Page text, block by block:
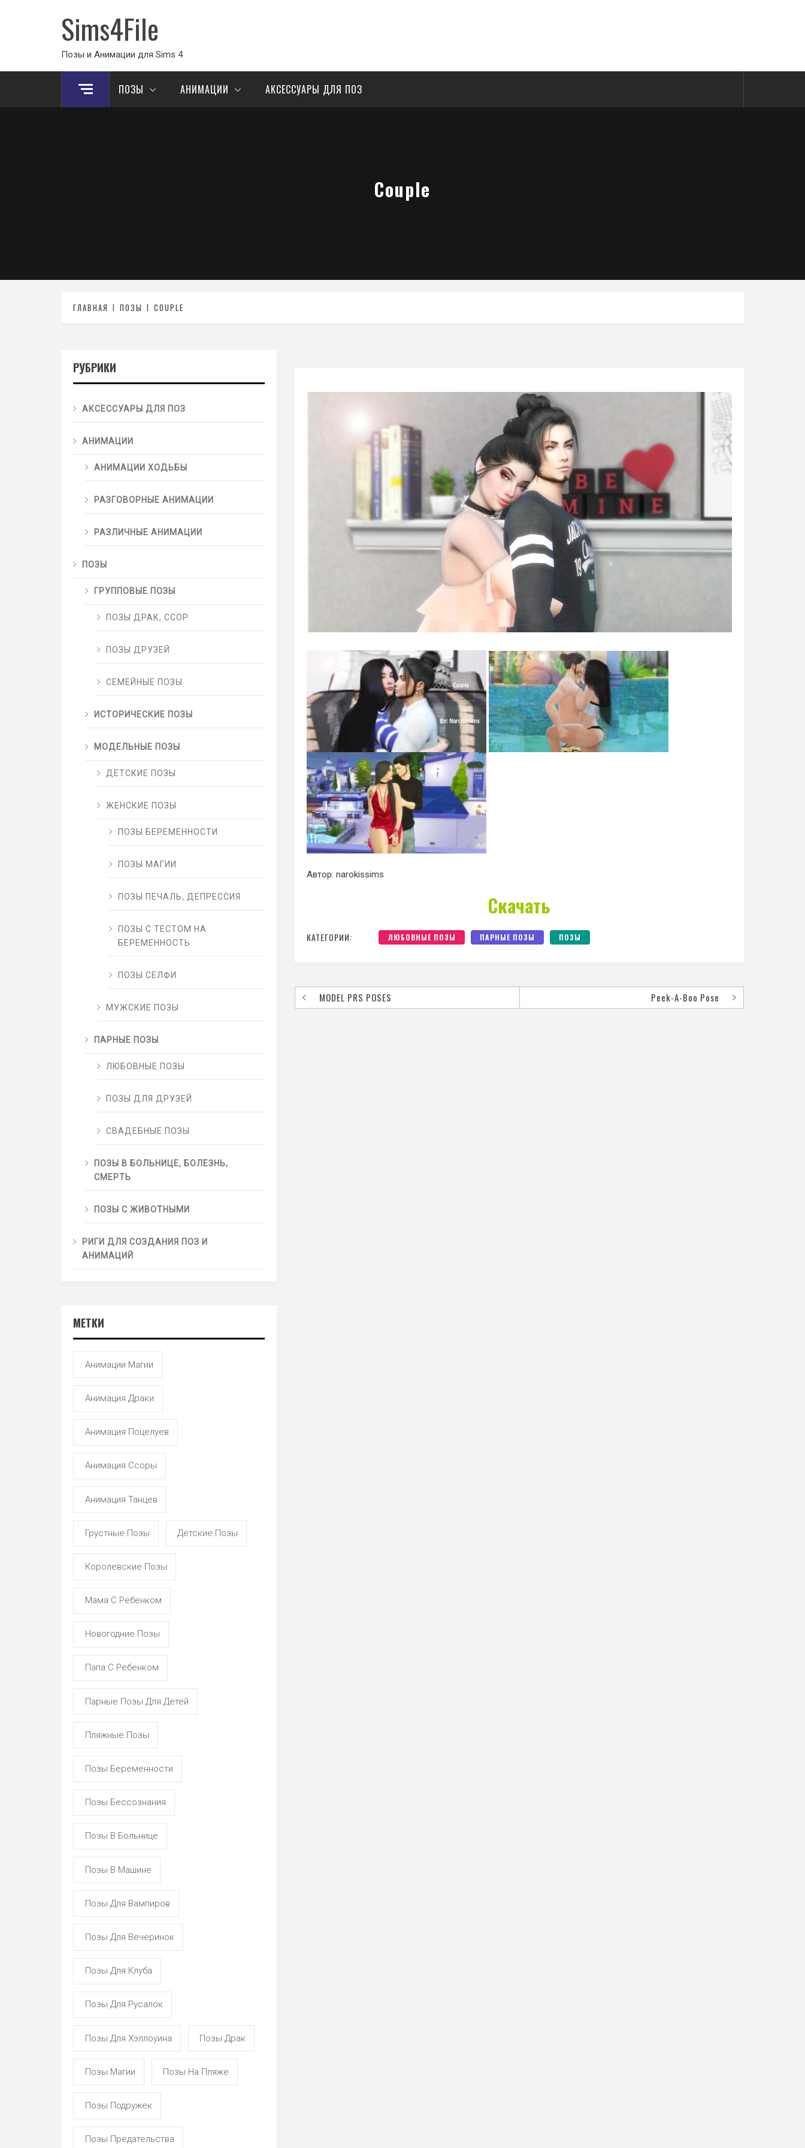
Sims4File
Позы и Анимации для Sims 4
ПОЗЫ АНИМАЦИИ АКСЕССУАРЫ ДЛЯ ПОЗ
Couple
ГЛАВНАЯ ПОЗЫ COUPLE
Автор: narokissims
Скачать
КАТЕГОРИИ: ЛЮБОВНЫЕ ПОЗЫ ПАРНЫЕ ПОЗЫ ПОЗЫ
MODEL PRS POSES Peek-A-Boo Pose
РУБРИКИ
АКСЕССУАРЫ ДЛЯ ПОЗ
АНИМАЦИИ
АНИМАЦИИ ХОДЬБЫ
РАЗГОВОРНЫЕ АНИМАЦИИ
РАЗЛИЧНЫЕ АНИМАЦИИ
ПОЗЫ
ГРУППОВЫЕ ПОЗЫ
ПОЗЫ ДРАК, ССОР
ПОЗЫ ДРУЗЕЙ
СЕМЕЙНЫЕ ПОЗЫ
ИСТОРИЧЕСКИЕ ПОЗЫ
МОДЕЛЬНЫЕ ПОЗЫ
ДЕТСКИЕ ПОЗЫ
ЖЕНСКИЕ ПОЗЫ
ПОЗЫ БЕРЕМЕННОСТИ
ПОЗЫ МАГИИ
ПОЗЫ ПЕЧАЛЬ, ДЕПРЕССИЯ
ПОЗЫ С ТЕСТОМ НА
БЕРЕМЕННОСТЬ
ПОЗЫ СЕЛФИ
МУЖСКИЕ ПОЗЫ
ПАРНЫЕ ПОЗЫ
ЛЮБОВНЫЕ ПОЗЫ
ПОЗЫ ДЛЯ ДРУЗЕЙ
СВАДЕБНЫЕ ПОЗЫ
ПОЗЫ В БОЛЬНИЦЕ, БОЛЕЗНЬ,
СМЕРТЬ
ПОЗЫ С ЖИВОТНЫМИ
РИГИ ДЛЯ СОЗДАНИЯ ПОЗ И
АНИМАЦИЙ
МЕТКИ
Анимации Магии
Анимация Драки
Анимация Поцелуев
Анимация Ссоры
Анимация Танцев
Грустные Позы Детские Позы
Королевские Позы
Мама С Ребенком
Новогодние Позы
Папа С Ребенком
Парные Позы Для Детей
Пляжные Позы
Позы Беременности
Позы Бессознания
Позы В Больнице
Позы В Машине
Позы Для Вампиров
Позы Для Вечеринок
Позы Для Клуба
Позы Для Русалок
Позы Для Хэллоуина Позы Драк
Позы Магии Позы На Пляже
Позы Подружек
Позы Предательства